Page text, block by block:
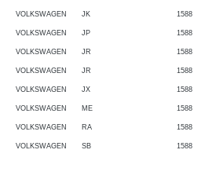
VOLKSWAGEN JK 1588
VOLKSWAGEN JP 1588
VOLKSWAGEN JR 1588
VOLKSWAGEN JR 1588
VOLKSWAGEN JX 1588
VOLKSWAGEN ME 1588
VOLKSWAGEN RA 1588
VOLKSWAGEN SB 1588